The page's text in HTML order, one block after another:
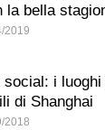
la bella
2019
social: i luoghi
di Shanghai
2018